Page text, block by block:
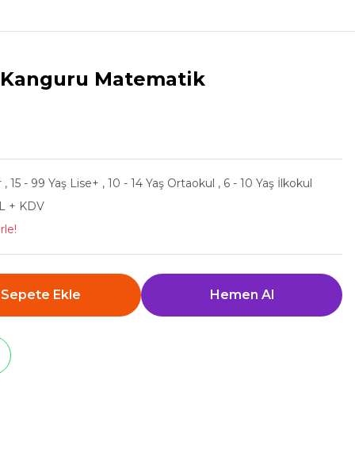
Matematik
, 15 - 99 Yaş Lise+ , 10 - 14 Yaş Ortaokul , 6 - 10 Yaş İlkokul
+ KDV
Sepete Ekle Hemen Al